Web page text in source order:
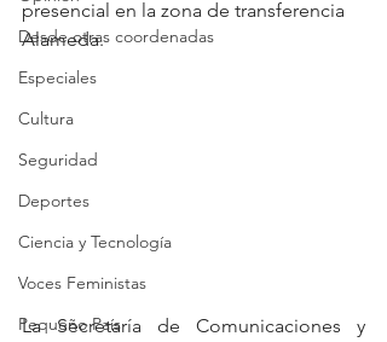
Desde otras coordenadas
Especiales
Cultura
Seguridad
Deportes
Ciencia y Tecnología
Voces Feministas
Pequeño País
presencial en la zona de transferencia
Alameda.
La Secretaría de Comunicaciones y